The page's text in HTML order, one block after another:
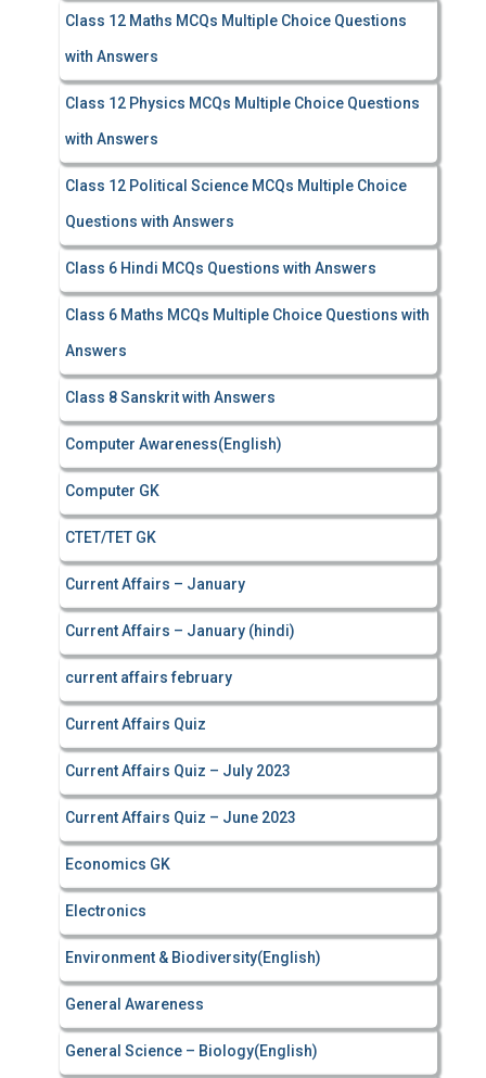
Class 12 Maths MCQs Multiple Choice Questions
with Answers
Class 12 Physics MCQs Multiple Choice Questions
with Answers
Class 12 Political Science MCQs Multiple Choice
Questions with Answers
Class 6 Hindi MCQs Questions with Answers
Class 6 Maths MCQs Multiple Choice Questions with
Answers
Class 8 Sanskrit with Answers
Computer Awareness(English)
Computer GK
CTET/TET GK
Current Affairs – January
Current Affairs – January (hindi)
current affairs february
Current Affairs Quiz
Current Affairs Quiz – July 2023
Current Affairs Quiz – June 2023
Economics GK
Electronics
Environment & Biodiversity(English)
General Awareness
General Science – Biology(English)